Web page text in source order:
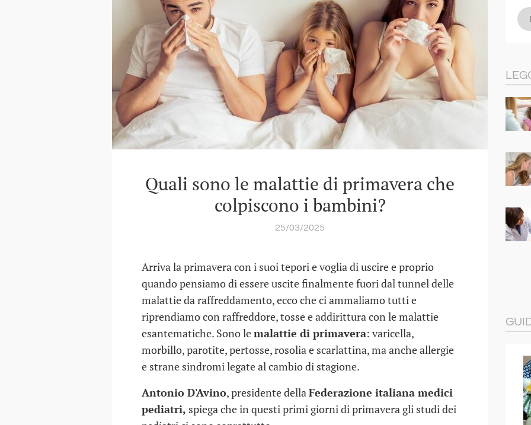
Quali sono le malattie di primavera che
colpiscono i bambini?
25/03/2025
Arriva la primavera con i suoi tepori e voglia di uscire e proprio
quando pensiamo di essere uscite finalmente fuori dal tunnel delle
malattie da raffreddamento, ecco che ci ammaliamo tutti e
riprendiamo con raffreddore, tosse e addirittura con le malattie
esantematiche. Sono lemalattie di primavera: varicella,
morbillo, parotite, pertosse, rosolia e scarlattina, ma anche allergie
e strane sindromi legate al cambio di stagione.
Antonio D'Avino, presidente dellaFederazione italiana medici
pediatri, spiega che in questi primi giorni di primavera gli studi dei